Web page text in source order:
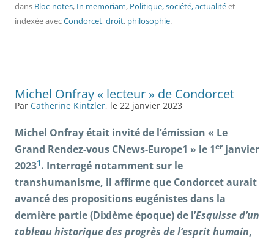
dans Bloc-notes, In memoriam, Politique, société, actualitéet
indexée avecCondorcet,droit, philosophie.
Michel Onfray « lecteur » de Condorcet
Par Catherine Kintzler, le 22 janvier 2023
Michel Onfray était invité de l’émission « Le
Grand Rendez-vous CNews-Europe1 » le 1erjanvier
20231. Interrogé notamment sur le
transhumanisme, il affirme que Condorcet aurait
avancé des propositions eugénistes dans la
dernière partie (Dixième époque) de l’Esquisse d’un
tableau historique des progrès de l’esprit humain,